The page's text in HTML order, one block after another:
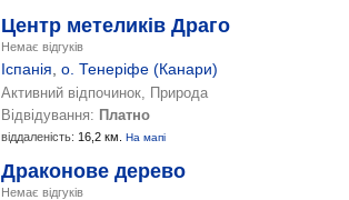
Центр метеликів Драго
Немає відгуків
Іспанія о. Тенеріфе (Канари)
Активний відпочинок, Природа
Відвідування: Платно
віддаленість: 16,2 км. На мапі
Драконове дерево
Немає відгуків